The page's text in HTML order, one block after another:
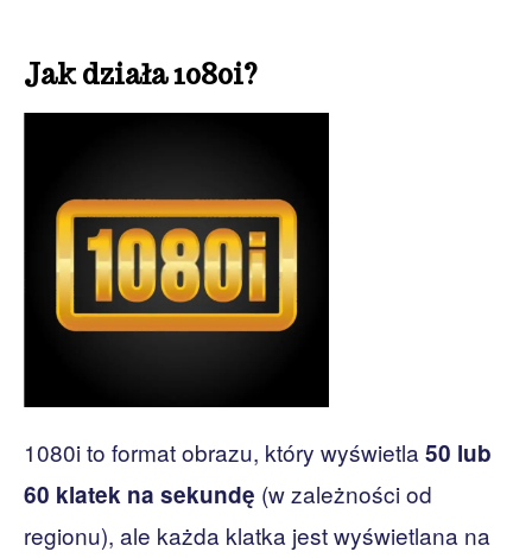
Jak działa 1080i?
1080i to format obrazu, który wyświetla 50 lub
60 klatek na sekundę (w zależności od
regionu), ale każda klatka jest wyświetlana na